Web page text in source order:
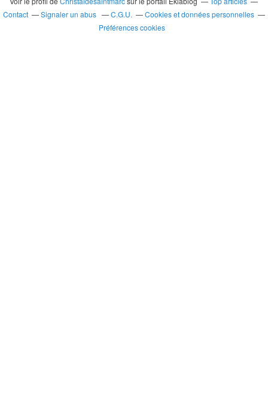
Contact
Signaler un abus C.G.U.
Cookies et données personnelles
Préférences cookies